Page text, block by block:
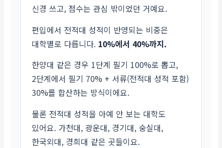
신경 쓰고, 점수는 관심 밖이었던 거예요.
편입에서 전적대 성적이 반영되는 비중은
대학별로 다릅니다. 10%에서 40%까지.
한양대 같은 경우 1단계 필기 100%로 뽑고,
2단계에서 필기 70% + 서류(전적대 성적 포함)
30%를 합산하는 방식이에요.
물론 전적대 성적을 아예 안 보는 대학도
있어요. 가천대, 광운대, 경기대, 숭실대,
한국외대, 경희대 같은 곳들이요.